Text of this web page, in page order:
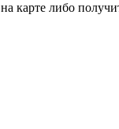
карте либо